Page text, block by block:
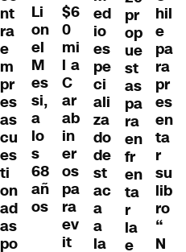
nt
ra
e
m
pr
es
as
cu
es
ti
on
ad
as
po
Li
on
el
M
es
si,
a
lo
s
68
añ
os
$6
0
mi
l a
C
ar
ab
in
er
os
pa
ra
ev
it
ed
io
es
pe
ci
ali
za
do
de
st
ac
a
a
la
pr
op
ue
st
as
pa
ra
en
fr
en
ta
r
la
e
hil
e
pa
ra
pr
es
en
ta
r
su
lib
ro
“
N